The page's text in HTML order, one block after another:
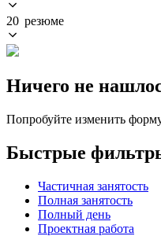
20 резюме
Ничего не
Попробуйте изменить
Быстрые
Частичная занятость
Полная занятость
Полный день
Проектная работа